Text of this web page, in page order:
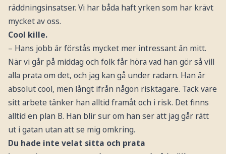
räddningsinsatser. Vi har båda haft yrken som har krävt
mycket av oss.
Cool kille.
– Hans jobb är förstås mycket mer intressant än mitt.
När vi går på middag och folk får höra vad han gör så vill
alla prata om det, och jag kan gå under radarn. Han är
absolut cool, men långt ifrån någon risktagare. Tack vare
sitt arbete tänker han alltid framåt och i risk. Det finns
alltid en plan B. Han blir sur om han ser att jag går rätt
ut i gatan utan att se mig omkring.
Du hade inte velat sitta och prata